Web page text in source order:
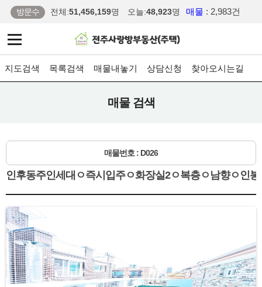
방문수 전체:51,456,159명 오늘:48,923명 매물 : 2,983건
지도검색 목록검색 매물내놓기 상담신청 찾아오시는길
매물 검색
매물번호 : D026
인후동주인세대ㅇ즉시입주ㅇ화장실2ㅇ복층ㅇ남향ㅇ인